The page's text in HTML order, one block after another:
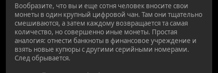
Вообразите, что вы и еще сотня человек вносите свои
монеты в один крупный цифровой чан. Там они тщательно
смешиваются, а затем каждому возвращается та самая
количество, но совершенно иные монеты. Простая
аналогия: отнести банкноты в финансовое учреждение и
взять новые купюры с другими серийными номерами.
След обрывается.